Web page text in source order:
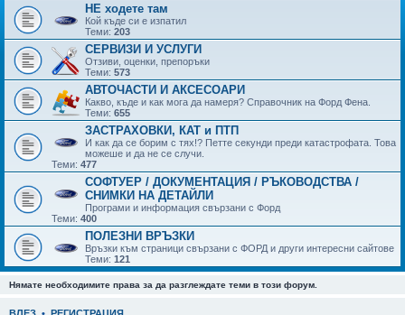
НЕ ходете там
Кой къде си е изпатил
Теми: 203
СЕРВИЗИ И УСЛУГИ
Отзиви, оценки, препоръки
Теми: 573
АВТОЧАСТИ И АКСЕСОАРИ
Какво, къде и как мога да намеря? Справочник на Форд Фена.
Теми: 655
ЗАСТРАХОВКИ, КАТ и ПТП
И как да се борим с тях!? Петте секунди преди катастрофата. Това
можеше и да не се случи.
Теми: 477
СОФТУЕР / ДОКУМЕНТАЦИЯ / РЪКОВОДСТВА /
СНИМКИ НА ДЕТАЙЛИ
Програми и информация свързани с Форд
Теми: 400
ПОЛЕЗНИ ВРЪЗКИ
Връзки към страници свързани с ФОРД и други интересни сайтове
Теми: 121
Нямате необходимите права за да разглеждате теми в този форум.